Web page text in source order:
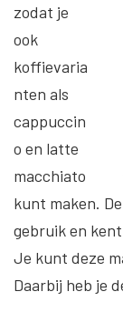
zodat je
ook
koffievaria
nten als
cappuccin
o en latte
macchiato
kunt maken.
gebruik en
Je kunt deze
Daarbij heb je